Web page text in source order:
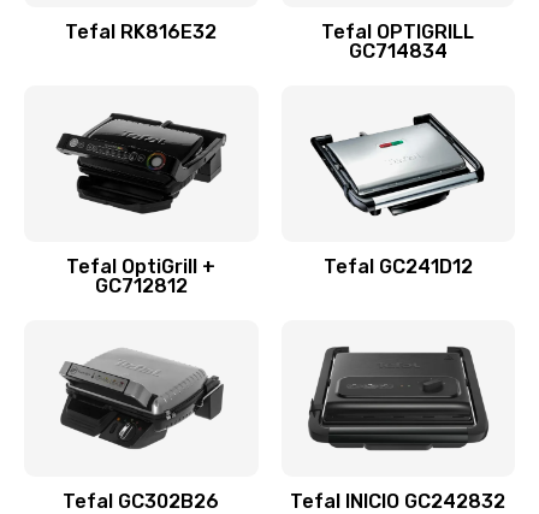
Tefal RK816E32
Tefal OPTIGRILL
GC714834
Tefal OptiGrill +
GC712812
Tefal GC241D12
Tefal GC302B26 Tefal INICIO GC242832